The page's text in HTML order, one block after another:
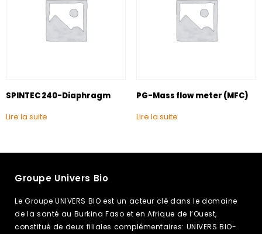
SPINTEC 240-Diaphragm
Lire la suite
PG-Mass flow meter (MFC)
Lire la suite
Groupe Univers Bio
Le Groupe UNIVERS BIO est un acteur clé dans le domaine
de la santé au Burkina Faso et en Afrique de l’Ouest,
constitué de deux filiales complémentaires: UNIVERS BIO-